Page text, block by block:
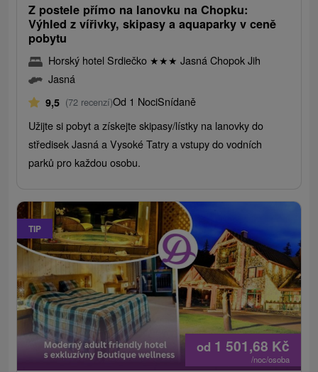
Z postele přímo na lanovku na Chopku:
Výhled z vířivky, skipasy a aquaparky v ceně
pobytu
Horský hotel Srdiečko ★★★ Jasná Chopok Jih
Jasná
9,5 (72 recenzí)Od 1 NociSnídaně
Užijte si pobyt a získejte skipasy/lístky na lanovky do
středisek Jasná a Vysoké Tatry a vstupy do vodních
parků pro každou osobu.
TIP
od 1 501,68 Kč
/noc/osoba